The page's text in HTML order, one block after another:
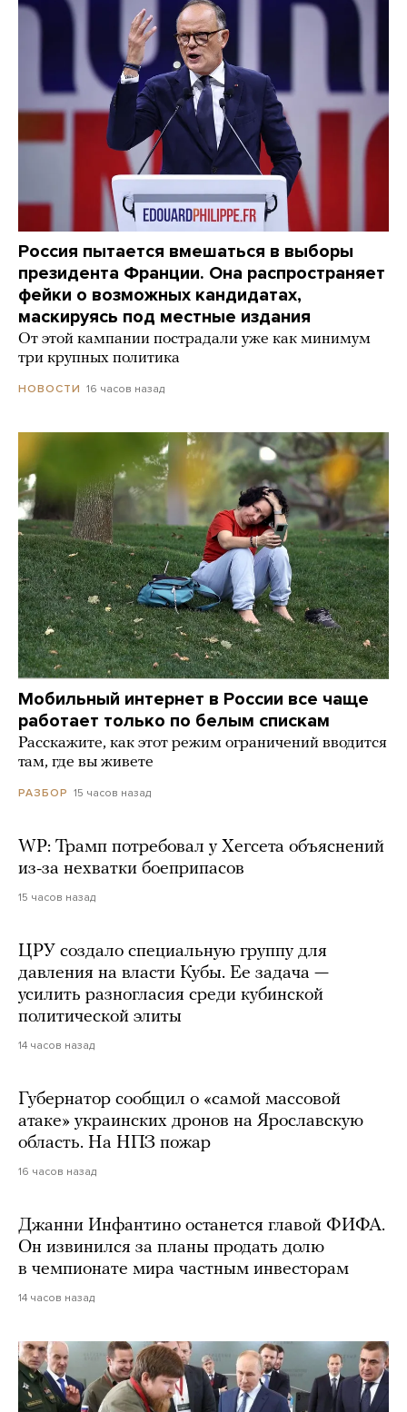
Россия пытается вмешаться в выборы
президента Франции. Она распространяет
фейки о возможных кандидатах,
маскируясь под местные издания
От этой кампании пострадали уже как минимум
три крупных политика
НОВОСТИ 16 часов назад
Мобильный интернет в России все чаще
работает только по белым спискам
Расскажите, как этот режим ограничений вводится
там, где вы живете
РАЗБОР 15 часов назад
WP: Трамп потребовал у Хегсета объяснений
из-за нехватки боеприпасов
15 часов назад
ЦРУ создало специальную группу для
давления на власти Кубы. Ее задача —
усилить разногласия среди кубинской
политической элиты
14 часов назад
Губернатор сообщил о «самой массовой
атаке» украинских дронов на Ярославскую
область. На НПЗ пожар
16 часов назад
Джанни Инфантино останется главой ФИФА.
Он извинился за планы продать долю
в чемпионате мира частным инвесторам
14 часов назад